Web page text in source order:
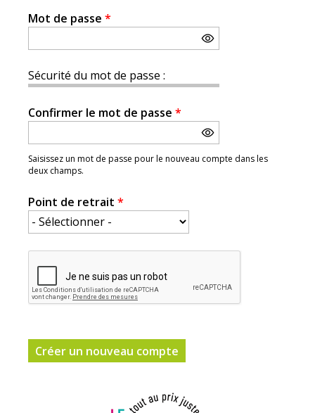
Mot de passe *
Sécurité du mot de passe :
Confirmer le mot de passe *
Saisissez un mot de passe pour le nouveau compte dans les
deux champs.
Point de retrait *